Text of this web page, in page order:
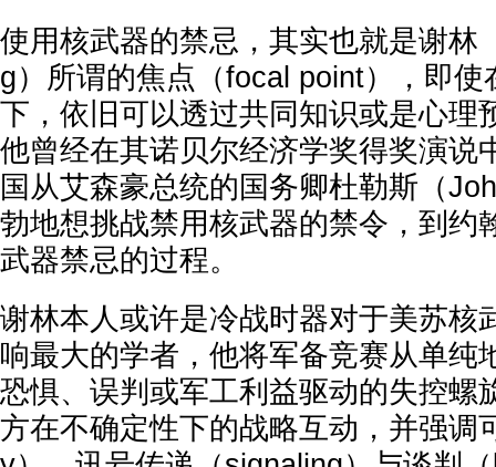
使用核武器的禁忌，其实也就是谢林
g）所谓的焦点（focal point），即使
下，依旧可以透过共同知识或是心理
他曾经在其诺贝尔经济学奖得奖演说
国从艾森豪总统的国务卿杜勒斯（
勃地想挑战禁用核武器的禁令，到约
武器禁忌的过程。
谢林本人或许是冷战时器对于美苏核
响最大的学者，他将军备竞赛从单纯
恐惧、误判或军工利益驱动的失控螺
方在不确定性下的战略互动，并强调